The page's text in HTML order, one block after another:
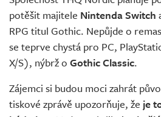
Živě
potěšit majitele Nintenda Switch
RPG titul Gothic. Nepůjde o
se teprve chystá pro PC,
X/S), nýbrž o Gothic Classic.
Zájemci si budou moci zahrát
tiskové zprávě upozorňuje, že je